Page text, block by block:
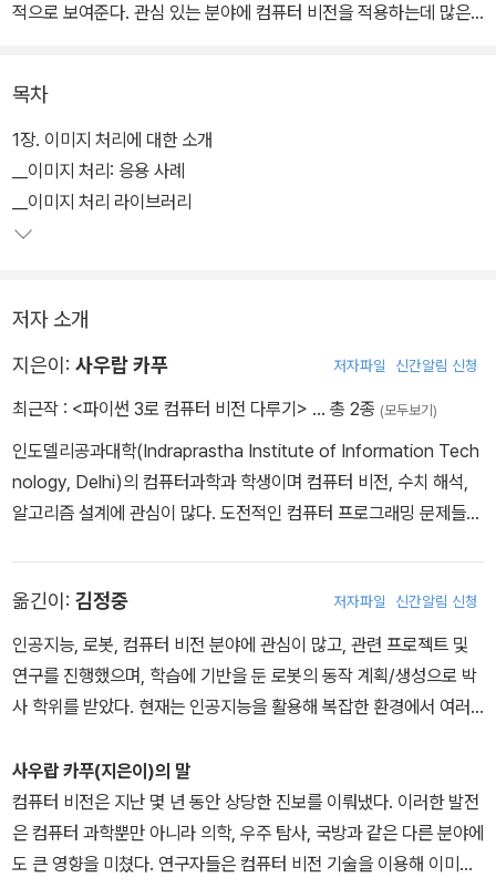
적으로 보여준다. 관심 있는 분야에 컴퓨터 비전을 적용하는데 많은
Pillow, scikit-image, OpenCV 등의 오픈소스 라이브러리 사용, 에
지 검출, 색상 처리, 이미지 특징 추출과 같은 프로그램 작성, LBP와
ORB 등의 특징 검출 알고리즘 구현, 외부 카메라나 비디오 파일을
이용한 물체 추적, 머신 러닝을 이용한 글자 인식, 합성곱 신경망을 이
용한 이미지 패턴 학습 방법, 클라우드 인프라를 통한 컴퓨터 비전 서
목차
1장. 이미지 처리에 대한 소개
__이미지 처리: 응용 사례
__이미지 처리 라이브러리
저자 소개
지은이: 사우랍 카푸 저자파일 신간알림 신청
최근작 : <파이썬 3로 컴퓨터 비전 다루기> … 총 2종 (모두보기)
인도델리공과대학(Indraprastha Institute of Information Tech
nology, Delhi)의 컴퓨터과학과 학생이며 컴퓨터 비전, 수치 해석,
알고리즘 설계에 관심이 많다. 도전적인 컴퓨터 프로그래밍 문제들을
람한다.
옮긴이: 김정중 저자파일 신간알림 신청
인공지능, 로봇, 컴퓨터 비전 분야에 관심이 많고, 관련 프로젝트 및
연구를 진행했으며, 학습에 기반을 둔 로봇의 동작 계획/생성으로 박
사 학위를 받았다. 현재는 인공지능을 활용해 복잡한 환경에서 여러
사우랍 카푸(지은이)의 말
컴퓨터 비전은 지난 몇 년 동안 상당한 진보를 이뤄냈다. 이러한 발전
은 컴퓨터 과학뿐만 아니라 의학, 우주 탐사, 국방과 같은 다른 분야에
도 큰 영향을 미쳤다. 연구자들은 컴퓨터 비전 기술을 이용해 이미지